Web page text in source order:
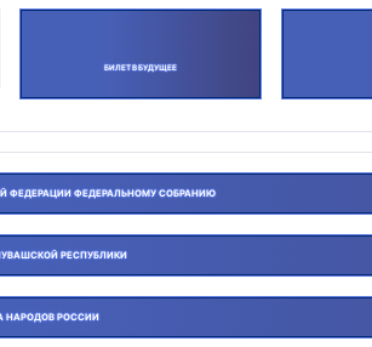
БИЛЕТ В БУДУЩЕЕ
ФЕДЕРАЦИИ ФЕДЕРАЛЬНОМУ СОБРАНИЮ
РЕСПУБЛИКИ
НАРОДОВ РОССИИ